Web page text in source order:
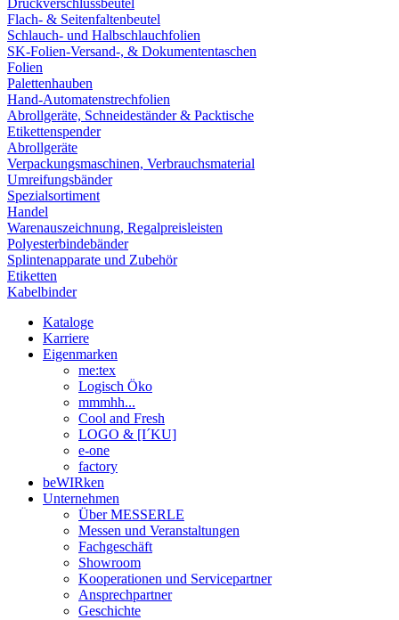
Druckverschlussbeutel
Flach- & Seitenfaltenbeutel
Schlauch- und Halbschlauchfolien
SK-Folien-Versand-, & Dokumententaschen
Folien
Palettenhauben
Hand-Automatenstrechfolien
Abrollgeräte, Schneideständer & Packtische
Etikettenspender
Abrollgeräte
Verpackungsmaschinen, Verbrauchsmaterial
Umreifungsbänder
Spezialsortiment
Handel
Warenauszeichnung, Regalpreisleisten
Polyesterbindebänder
Splintenapparate und Zubehör
Etiketten
Kabelbinder
Kataloge
Karriere
Eigenmarken
me:tex
Logisch Öko
mmmhh...
Cool and Fresh
LOGO & [I´KU]
e-one
factory
beWIRken
Unternehmen
Über MESSERLE
Messen und Veranstaltungen
Fachgeschäft
Showroom
Kooperationen und Servicepartner
Ansprechpartner
Geschichte